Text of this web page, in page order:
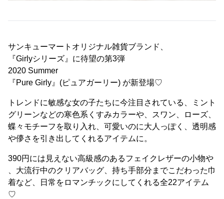
サンキューマートオリジナル雑貨ブランド、
『Girlyシリーズ』に待望の第3弾
2020 Summer
『Pure Girly』(ピュアガーリー) が新登場♡
トレンドに敏感な女の子たちに今注目されている、ミント
グリーンなどの寒色系くすみカラーや、スワン、ローズ、
蝶々モチーフを取り入れ、可愛いのに大人っぽく、透明感
や儚さを引き出してくれるアイテムに。
390円には見えない高級感のあるフェイクレザーの小物や
、大流行中のクリアバッグ、持ち手部分までこだわった巾
着など、日常をロマンチックにしてくれる全22アイテム
♡